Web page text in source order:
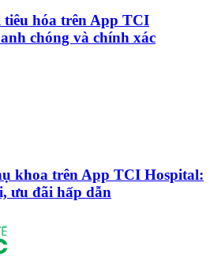
hóa trên App TCI
chóng và chính xác
khoa trên App TCI Hospital:
ưu đãi hấp dẫn